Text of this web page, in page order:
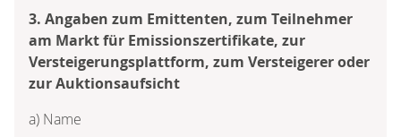
3. Angaben zum Emittenten, zum Teilnehmer
am Markt für Emissionszertifikate, zur
Versteigerungsplattform, zum Versteigerer oder
zur Auktionsaufsicht
a) Name